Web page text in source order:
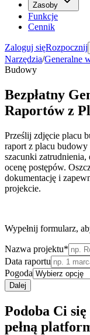
Zasoby
Funkcje
Cennik
Zaloguj sięRozpocznij
Narzędzia/Generalne
Budowy
Bezpłatny
Raportów z
Prześlij zdjęcie placu
raport z placu
szacunki
ocenę postępów.
dokumentację i
projekcie.
Wypełnij formularz,
Nazwa projektu*
Data raportu
Pogoda
Dalej
Podoba Ci
pełną